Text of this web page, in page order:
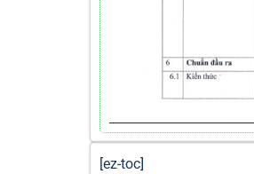
[ez-toc]